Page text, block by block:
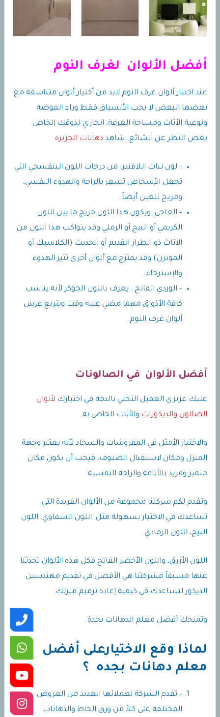
أفضل الألوان لغرف النوم
عند اختيار ألوان غرف النوم لابد من أختيار ألوان متناسقة مع
بعضها البعض لا يجب الأنسياق فقط وراء الموضة
ونوعية الأثاث ومساحة الغرفة، انحازي لذوقك الخاص
بغض النظر عن الشائع. شاهد دهانات الجزيره
– لون نبات اللافندر: من درجات اللون البنفسجي التي
تجعل الأشخاص تشعر بالراحة والهدوء النفسي،
ومريح للعين أيضاً .
– العاجي: ويكون هذا اللون مزيج ما بين اللون
الكريمي أو البيج أو الرملي وقد يتواكب هذا اللون من
الاثاث ذو الطراز القديم أو الحديث (الكلاسيك أو
المودرن) وقد يمتزج مع ألوان أخرى تثير الهدوء
والإسترخاء.
– الوردي الفاتح : يعرف باللون الجوكر لأنه يناسب
كافة الأذواق مهما مضي عليه وقت ويتربع عرش
ألوان غرف النوم.
أفضل الألوان في الصالونات
عليك عزيزي العميل التحلي بالدقة في اختيارك لألوان
الصالون والديكورات والأثاث الخاص به.
والاختيار الأمثل في المفروشات والسجاد لأنه يعتبر وجهة
المنزل ومكان لاستقبال الضيوف، فيجب أن يكون مكان
متميز وفريد بالأناقة والراحة النفسية.
وتقدم لكم شركتنا مجموعة من الألوان الفريدة التي
تساعدك في الاختيار بسهولة مثل: اللون السماوي، اللون
البيج، اللون الرمادي
اللون الأزرق، واللون الأخضر الفاتح فكل هذه الألوان تحدثنا
عنها مسبقاً فشركتنا هي الأفضل في تقديم مهندسين
الديكور لتساعدك في كيفية إعادة ترميم منزلك
وتمنحك أفضل معلم الدهانات بجدة.
لماذا وقع الاختيارعلى أفضل
معلم دهانات بجده ؟
– تقدم الشركة لعملائها العديد من العروض
المختلفة على كلاً من ورق الحاط والدهانات